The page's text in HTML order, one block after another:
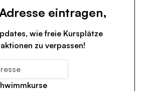
eintragen,
wie freie Kursplätze
zu verpassen!